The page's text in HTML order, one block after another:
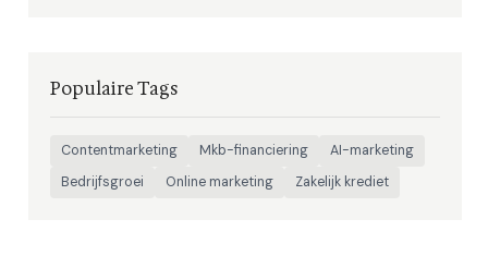
Populaire Tags
Contentmarketing Mkb-financiering
AI-marketing
Bedrijfsgroei
Online marketing Zakelijk krediet